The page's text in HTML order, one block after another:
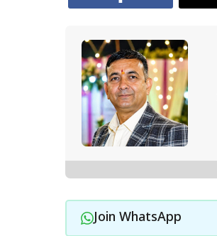
Join WhatsApp